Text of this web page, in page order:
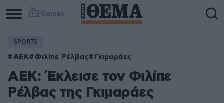
Games
SPORTS
ΑΕΚ Φιλίπε Ρέλβας Γκιμαράες
ΑΕΚ: Έκλεισε τον Φιλίπε
Ρέλβας της Γκιμαράες